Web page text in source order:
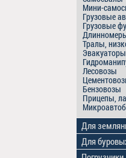
Мини-
Грузовые
Грузовые
Тралы,
Эвакуаторы
Лесовозы
Бензовозы
Прицепы,
Для
Экскаваторы
гусеничные
Экскаваторы
Для
Бензобуры